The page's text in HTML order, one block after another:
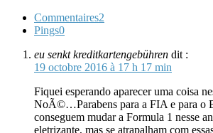
Commentaires2
Pings0
eu senkt kreditkartengebühren dit :
19 octobre 2016 à 17 h 17 min
Fiquei esperando aparecer uma coisa
NoÃ©…Parabens para a FIA e para o
conseguem mudar a Formula 1 nesse
eletrizante, mas se atrapalham com